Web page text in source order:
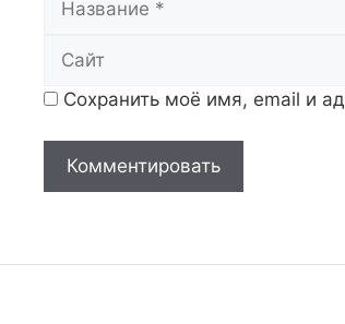
Сохранить моё имя, email и